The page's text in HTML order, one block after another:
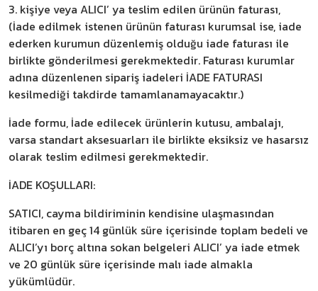
3. kişiye veya ALICI’ ya teslim edilen ürünün faturası,
(İade edilmek istenen ürünün faturası kurumsal ise, iade
ederken kurumun düzenlemiş olduğu iade faturası ile
birlikte gönderilmesi gerekmektedir. Faturası kurumlar
adına düzenlenen sipariş iadeleri İADE FATURASI
kesilmediği takdirde tamamlanamayacaktır.)
İade formu, İade edilecek ürünlerin kutusu, ambalajı,
varsa standart aksesuarları ile birlikte eksiksiz ve hasarsız
olarak teslim edilmesi gerekmektedir.
İADE KOŞULLARI:
SATICI, cayma bildiriminin kendisine ulaşmasından
itibaren en geç 14 günlük süre içerisinde toplam bedeli ve
ALICI’yı borç altına sokan belgeleri ALICI’ ya iade etmek
ve 20 günlük süre içerisinde malı iade almakla
yükümlüdür.